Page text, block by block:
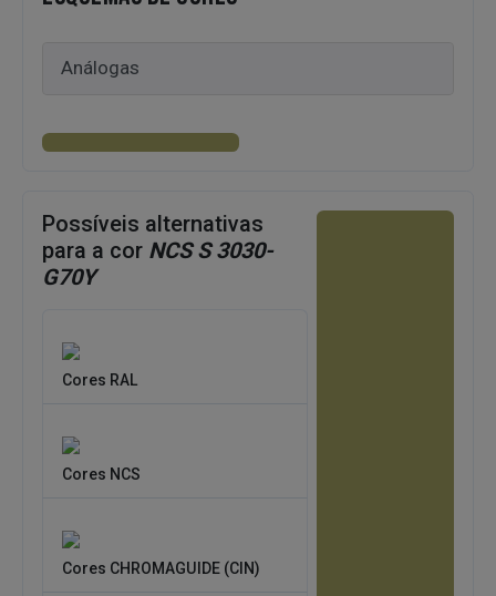
Possíveis alternativas
para a cor NCS S 3030-
G70Y
Cores RAL
Cores NCS
Cores CHROMAGUIDE (CIN)